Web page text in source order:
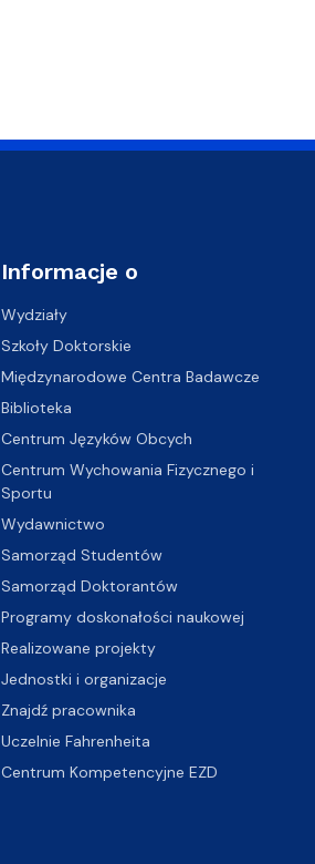
Informacje o
Wydziały
Szkoły Doktorskie
Międzynarodowe Centra Badawcze
Biblioteka
Centrum Języków Obcych
Centrum Wychowania Fizycznego i
Sportu
Wydawnictwo
Samorząd Studentów
Samorząd Doktorantów
Programy doskonałości naukowej
Realizowane projekty
Jednostki i organizacje
Znajdź pracownika
Uczelnie Fahrenheita
Centrum Kompetencyjne EZD